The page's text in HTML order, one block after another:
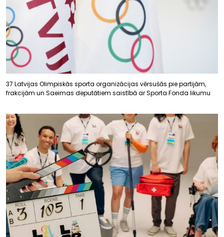
37 Latvijas Olimpiskās sporta organizācijas vērsušās pie partijām,
frakcijām un Saeimas deputātiem saistībā ar Sporta Fonda likumu